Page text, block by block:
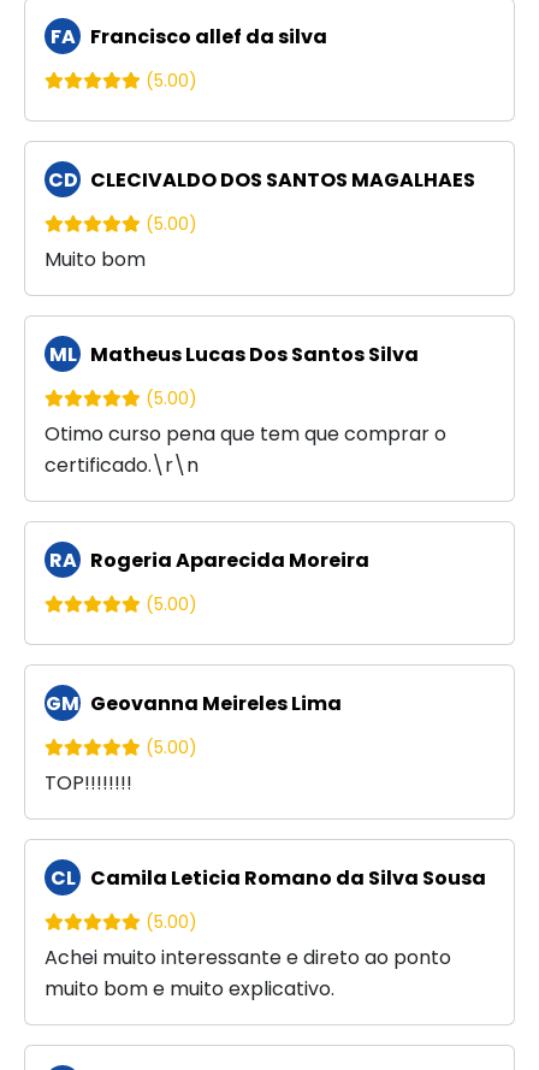
FA Francisco allef da silva
(5.00)
CD CLECIVALDO DOS SANTOS MAGALHAES
(5.00)
Muito bom
ML Matheus Lucas Dos Santos Silva
(5.00)
Otimo curso pena que tem que comprar o
certificado.\r\n
RA Rogeria Aparecida Moreira
(5.00)
GM Geovanna Meireles Lima
(5.00)
TOP!!!!!!!!
CL Camila Leticia Romano da Silva Sousa
(5.00)
Achei muito interessante e direto ao ponto
muito bom e muito explicativo.